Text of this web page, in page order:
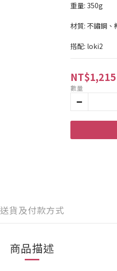
重量: 350g
材質: 不鏽鋼、
搭配: loki2
NT$1,215
數量
送貨及付款方式
商品描述